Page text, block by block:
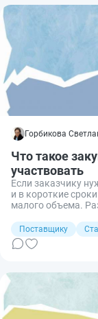
Горбикова
Что такое
участвовать
Если заказчику
и в короткие
малого объема.
Поставщику